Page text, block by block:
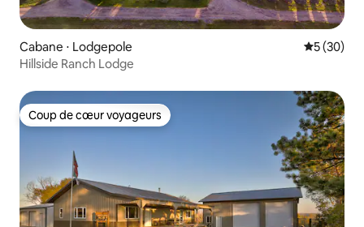
Cabane ⋅ Lodgepole
5 (30)
Hillside Ranch Lodge
Coup de cœur voyageurs
Coup de cœur voyageurs